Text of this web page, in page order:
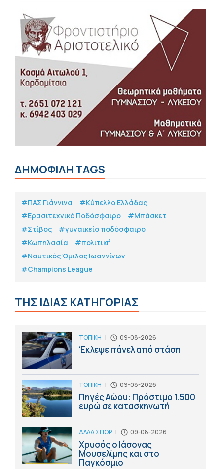
ΔΗΜΟΦΙΛΗ TAGS
#ΠΑΣ Γιάννινα
#Κύπελλο Ελλάδας
#Eρασιτεχνικό Ποδόσφαιρο
#Μπάσκετ
#Στίβος
#γυναικείο ποδόσφαιρο
#Κωπηλασία
#πολιτική
#Ναυτικός Όμιλος Ιωαννίνων
#Champions League
ΤΗΣ ΙΔΙΑΣ ΚΑΤΗΓΟΡΙΑΣ
ΤΟΠΙΚΗ | 09-08-2026
Έκλεψε πάνελ από στάση
ΤΟΠΙΚΗ | 09-08-2026
Πηγές Αώου: Πρόστιμο 1.500
ευρώ σε κατασκηνωτή
ΑΛΛΑ ΣΠΟΡ | 09-08-2026
Χρυσός ο Ιάσονας
Μουσελίμης και στο
Παγκόσμιο